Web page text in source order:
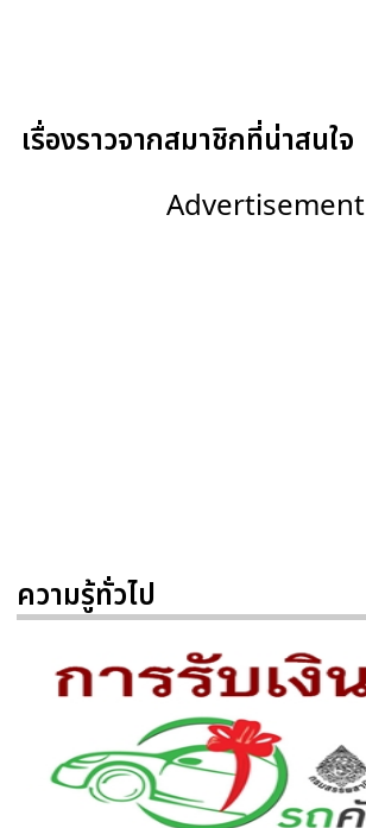
เรื่องราวจากสมาชิกที่น่าสนใจ
Advertisement
ความรู้ทั่วไป